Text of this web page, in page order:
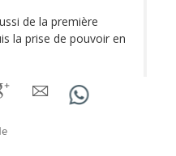
de la première
la prise de pouvoir en